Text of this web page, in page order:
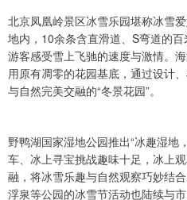
北京凤凰岭景区冰雪乐园堪称冰雪
地内，10余条含直滑道、S弯道的
游客感受雪上飞驰的速度与激情。
用原有凋零的花园基底，通过设计
与自然完美交融的“冬景花园”。
野鸭湖国家湿地公园推出“冰趣湿地
车、冰上寻宝挑战趣味十足，冰上
融，将冰雪乐趣与自然观察巧妙结
浮泉等公园的冰雪节活动也陆续与